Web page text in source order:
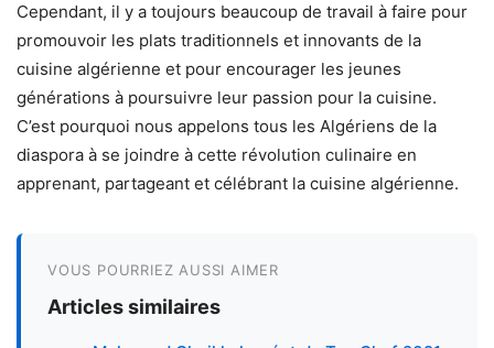
Cependant, il y a toujours beaucoup de travail à faire pour
promouvoir les plats traditionnels et innovants de la
cuisine algérienne et pour encourager les jeunes
générations à poursuivre leur passion pour la cuisine.
C’est pourquoi nous appelons tous les Algériens de la
diaspora à se joindre à cette révolution culinaire en
apprenant, partageant et célébrant la cuisine algérienne.
VOUS POURRIEZ AUSSI AIMER
Articles similaires